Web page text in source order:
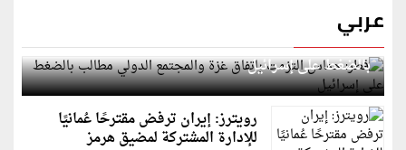
عربي
قطر: حماس التزمت باتفاق غزة والمجتمع الدولي مطالب
بالضغط على إسرائيل
رويترز: إيران ترفض مقترحًا عُمانيًا
للإدارة المشتركة لمضيق هرمز